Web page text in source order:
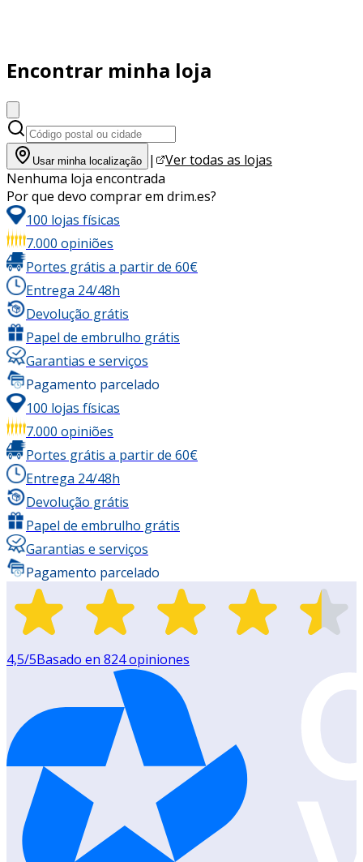
Encontrar minha loja
Usar minha localização |
Ver todas as lojas
Nenhuma loja encontrada
Por que devo comprar em drim.es?
100 lojas físicas
7.000 opiniões
Portes grátis a partir de 60€
Entrega 24/48h
Devolução grátis
Papel de embrulho grátis
Garantias e serviços
Pagamento parcelado
100 lojas físicas
7.000 opiniões
Portes grátis a partir de 60€
Entrega 24/48h
Devolução grátis
Papel de embrulho grátis
Garantias e serviços
Pagamento parcelado
4,5/5Basado en 824opiniones